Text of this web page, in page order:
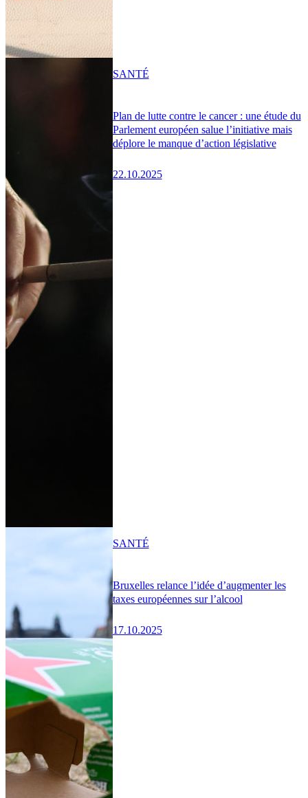
Plan de lutte contre le cancer : une étude du
Parlement européen salue l’initiative mais
déplore le manque d’action législative
22.10.2025
SANTÉ
Bruxelles relance l’idée d’augmenter les
taxes européennes sur l’alcool
17.10.2025
SANTÉ